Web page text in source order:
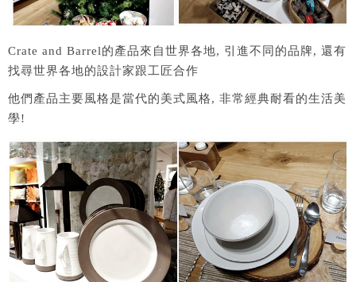
Crate and Barrel的產品來自世界各地, 引進不同的品牌, 還有
找尋世界各地的設計家跟工匠合作
他們產品主要風格是當代的美式風格, 非常經典耐看的生活美
學!